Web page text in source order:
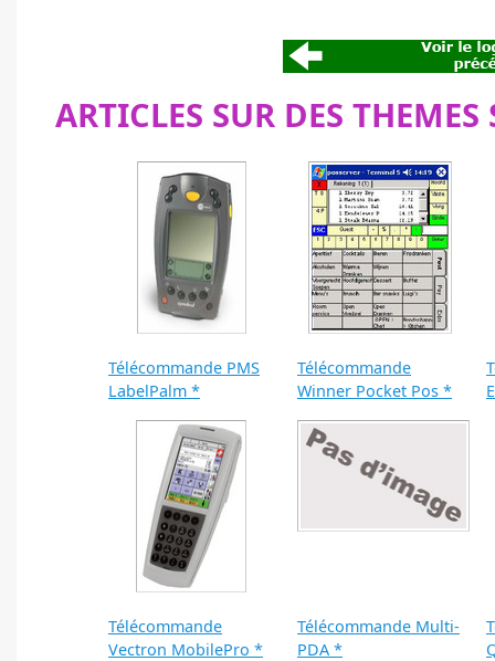
ARTICLES SUR DES
Télécommande PMS
LabelPalm *
Télécommande
Winner Pocket Pos *
Télécommande
Vectron MobilePro *
Télécommande Multi-
PDA *